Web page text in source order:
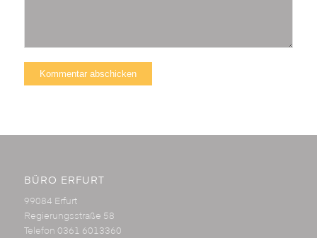
BÜRO ERFURT
99084 Erfurt
Regierungsstraße 58
Telefon 0361 6013360